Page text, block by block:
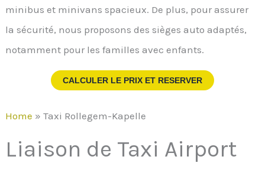
minibus et minivans spacieux. De plus, pour assurer
la sécurité, nous proposons des sièges auto adaptés,
notamment pour les familles avec enfants.
CALCULER LE PRIX ET RESERVER
Home »Taxi Rollegem-Kapelle
Liaison de Taxi Airport